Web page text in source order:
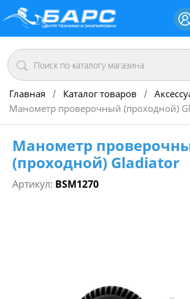
Главная / Каталог товаров /
Манометр проверочный (проходной)
Манометр
(проходной) Gladiator
Артикул: BSM1270